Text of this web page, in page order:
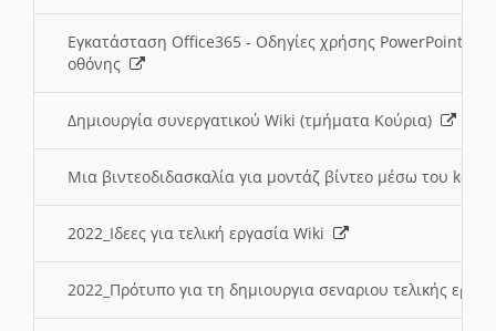
Εγκατάσταση Office365 - Οδηγίες χρήσης PowerPoint
οθόνης
Δημιουργία συνεργατικού Wiki (τμήματα Κούρια)
Μια βιντεοδιδασκαλία για μοντάζ βίντεο μέσω του
2022_Ιδεες για τελική εργασία Wiki
2022_Πρότυπο για τη δημιουργια σεναριου τελικής